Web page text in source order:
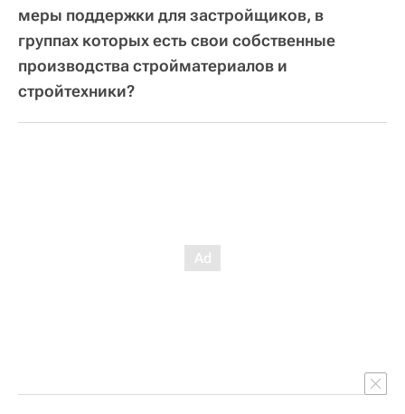
меры поддержки для застройщиков, в
группах которых есть свои собственные
производства стройматериалов и
стройтехники?